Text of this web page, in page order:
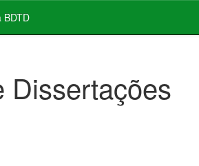
BDTD
Dissertações